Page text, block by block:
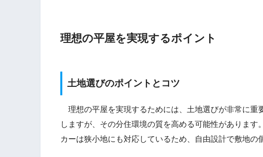
理想の平屋を実現するポイント
土地選びのポイントとコツ
理想の平屋を実現するためには、土地選びが非常に重
しますが、その分住環境の質を高める可能性がありま
カーは狭小地にも対応しているため、自由設計で敷地の